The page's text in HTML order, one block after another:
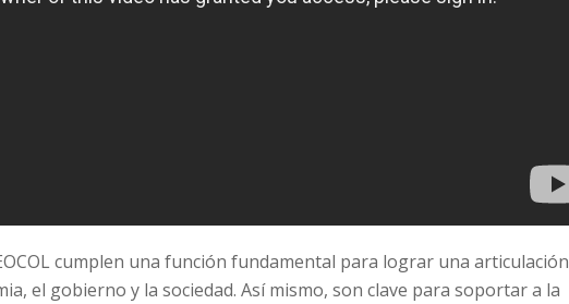
cumplen una función fundamental para lograr una articulación
el gobierno y la sociedad. Así mismo, son clave para soportar a la